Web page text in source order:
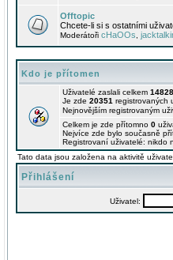
Offtopic
Chcete-li si s ostatními
Moderátoři cHaOOs
Kdo je přítomen
Uživatelé zaslali celkem
Je zde 20351 registrovaných
Nejnovějším registrovaným
Celkem je zde přítomno 0
Nejvíce zde bylo současně
Registrovaní uživatelé: nikdo
Tato data jsou založena na aktivitě
Přihlášení
Uživatel: